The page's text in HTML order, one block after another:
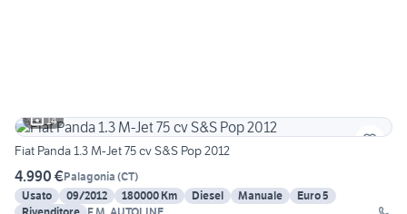
14
Fiat Panda 1.3 M-Jet 75 cv S&S Pop 2012
4.990 €Palagonia (CT)
Usato
09/2012 180000 Km Diesel Manuale
Euro 5